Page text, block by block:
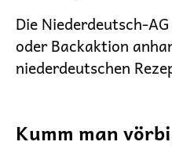
Die Niederdeutsch-
oder Backaktion
niederdeutschen
Kumm man